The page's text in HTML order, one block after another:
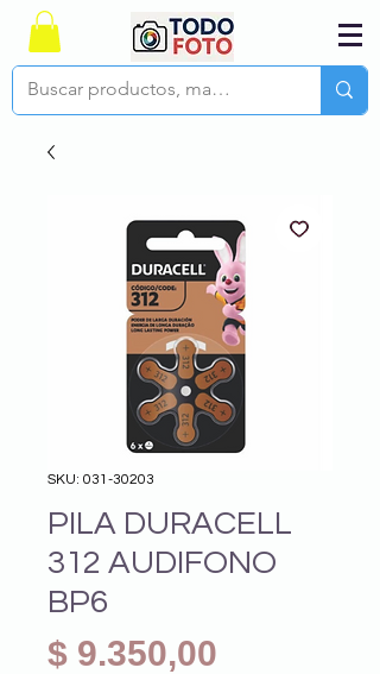
SKU: 031-30203
PILA DURACELL
312 AUDIFONO
BP6
$ 9.350,00